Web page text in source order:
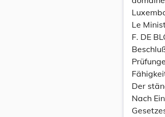
Le
F. DE
Der
Nach